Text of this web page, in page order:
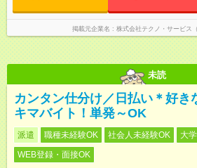
掲載元企業名 株式会社テクノ・サービス
未読
カンタン仕分け／日払い＊好き
キマバイト！単発～OK
派遣 職種未経験OK 社会人未経験OK 大
WEB登録・面接OK